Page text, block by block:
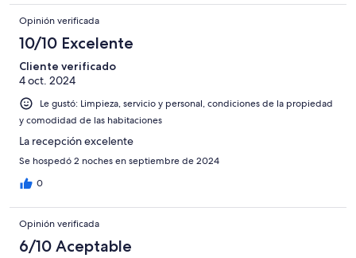
Opinión verificada
10/10 Excelente
Cliente verificado
4 oct. 2024
Le gustó: Limpieza, servicio y personal, condiciones de la propiedad
y comodidad de las habitaciones
La recepción excelente
Se hospedó 2 noches en septiembre de 2024
0
Opinión verificada
6/10 Aceptable